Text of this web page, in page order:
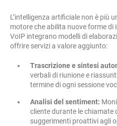
L’intelligenza artificiale non è più
motore che abilita nuove forme di
VoIP integrano modelli di
offrire servizi a valore aggiunto:
Trascrizione e sintesi
verbali di riunione e
termine di ogni sessione
Analisi del sentiment:
cliente durante le chiamate
suggerimenti proattivi agli